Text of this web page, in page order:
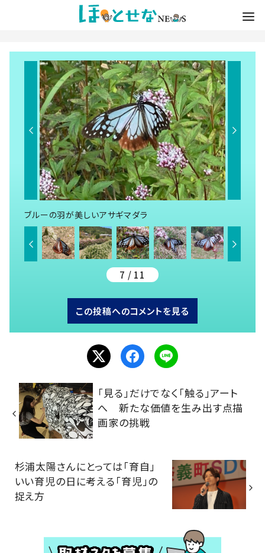
ブルーの羽が美しいアサギマダラ
7 / 11
この投稿へのコメントを見る
「見る」だけでなく「触る」アート
へ 新たな価値を生み出す点描
画家の挑戦
杉浦太陽さんにとっては「育自」
いい育児の日に考える「育児」の
捉え方